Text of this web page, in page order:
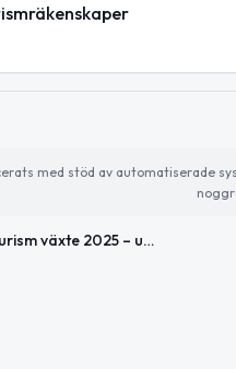
med stöd av automatiserade
Skånes turism växte 2025 – utländska besökare stod för 16 miljarder